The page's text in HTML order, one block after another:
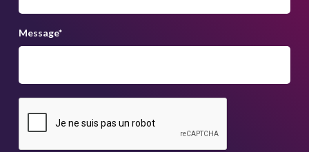
Message*